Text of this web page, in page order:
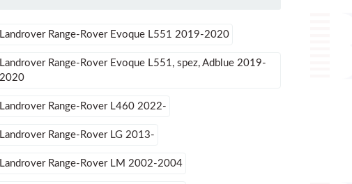
Landrover Range-Rover Evoque L551 2019-2020
Landrover Range-Rover Evoque L551, spez, Adblue 2019-
2020
Landrover Range-Rover L460 2022-
Landrover Range-Rover LG 2013-
Landrover Range-Rover LM 2002-2004